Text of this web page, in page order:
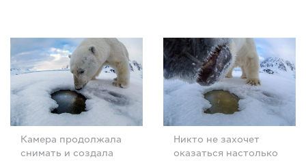
Камера продолжала
снимать и создала
Никто не захочет
оказаться настолько